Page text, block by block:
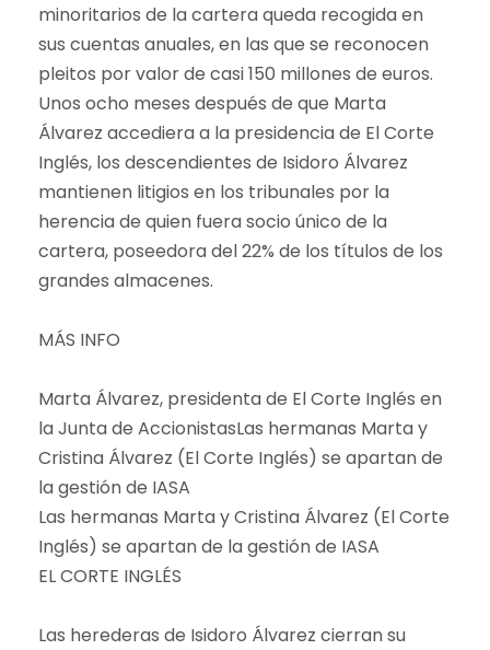
minoritarios de la cartera queda recogida en
sus cuentas anuales, en las que se reconocen
pleitos por valor de casi 150 millones de euros.
Unos ocho meses después de que Marta
Álvarez accediera a la presidencia de El Corte
Inglés, los descendientes de Isidoro Álvarez
mantienen litigios en los tribunales por la
herencia de quien fuera socio único de la
cartera, poseedora del 22% de los títulos de los
grandes almacenes.
MÁS INFO
Marta Álvarez, presidenta de El Corte Inglés en
la Junta de AccionistasLas hermanas Marta y
Cristina Álvarez (El Corte Inglés) se apartan de
la gestión de IASA
Las hermanas Marta y Cristina Álvarez (El Corte
Inglés) se apartan de la gestión de IASA
EL CORTE INGLÉS
Las herederas de Isidoro Álvarez cierran su